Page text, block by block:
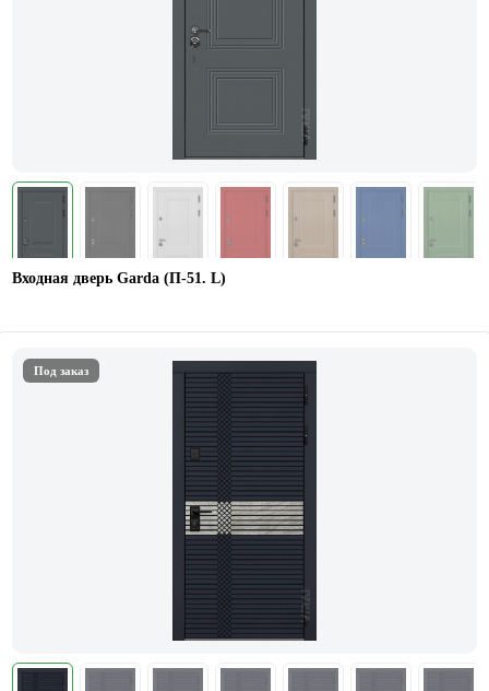
Входная дверь Garda (П-51. L)
Под заказ